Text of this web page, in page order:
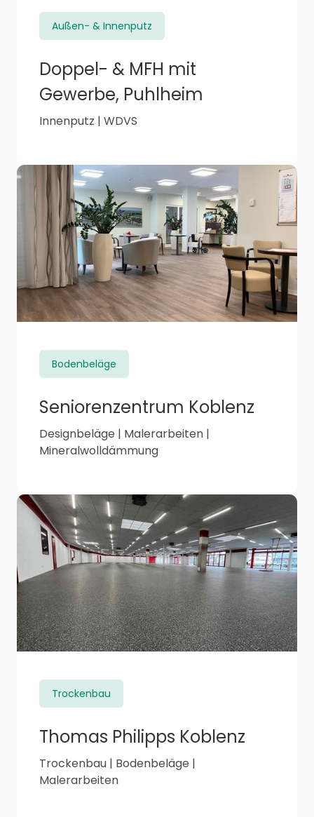
Außen- & Innenputz
Doppel- & MFH mit
Gewerbe, Puhlheim
Innenputz | WDVS
Bodenbeläge
Seniorenzentrum Koblenz
Designbeläge | Malerarbeiten |
Mineralwolldämmung
Trockenbau
Thomas Philipps Koblenz
Trockenbau | Bodenbeläge |
Malerarbeiten